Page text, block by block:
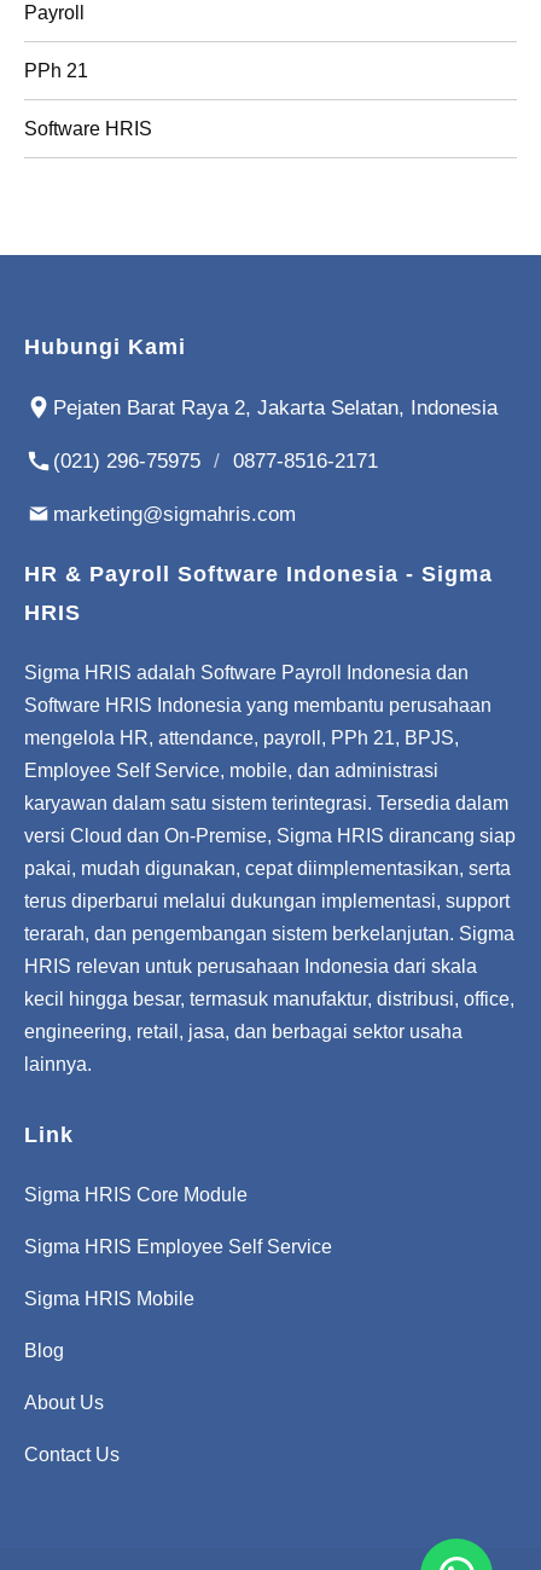
Payroll
PPh 21
Software HRIS
Hubungi Kami
Pejaten Barat Raya 2, Jakarta Selatan, Indonesia
(021) 296-75975 / 0877-8516-2171
marketing@sigmahris.com
HR & Payroll Software Indonesia - Sigma
HRIS
Sigma HRIS adalah Software Payroll Indonesia dan
Software HRIS Indonesia yang membantu perusahaan
mengelola HR, attendance, payroll, PPh 21, BPJS,
Employee Self Service, mobile, dan administrasi
karyawan dalam satu sistem terintegrasi. Tersedia dalam
versi Cloud dan On-Premise, Sigma HRIS dirancang siap
pakai, mudah digunakan, cepat diimplementasikan, serta
terus diperbarui melalui dukungan implementasi, support
terarah, dan pengembangan sistem berkelanjutan. Sigma
HRIS relevan untuk perusahaan Indonesia dari skala
kecil hingga besar, termasuk manufaktur, distribusi, office,
engineering, retail, jasa, dan berbagai sektor usaha
lainnya.
Link
Sigma HRIS Core Module
Sigma HRIS Employee Self Service
Sigma HRIS Mobile
Blog
About Us
Contact Us